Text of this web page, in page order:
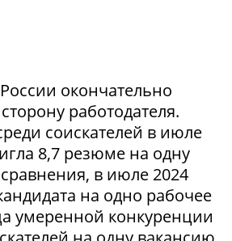
окончательно
работодателя.
соискателей в июле
8,7 резюме на одну
в июле 2024
на одно рабочее
умеренной конкуренции